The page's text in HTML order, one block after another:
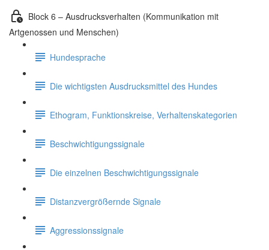
Block 6 – Ausdrucksverhalten (Kommunikation mit
Artgenossen und Menschen)
Hundesprache
Die wichtigsten Ausdrucksmittel des Hundes
Ethogram, Funktionskreise, Verhaltenskategorien
Beschwichtigungssignale
Die einzelnen Beschwichtigungssignale
Distanzvergrößernde Signale
Aggressionssignale